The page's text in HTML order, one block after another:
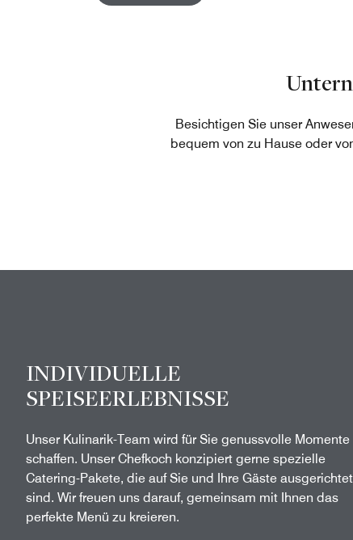
Gültig: 1. Januar 2026 bis 31. Dezember
Besichtigen Sie unser
bequem von zu Hause oder
INDIVIDUELLE
SPEISEERLEBNISSE
Unser Kulinarik-Team wird für Sie genussvolle Momente
schaffen. Unser Chefkoch konzipiert gerne spezielle
Catering-Pakete, die auf Sie und Ihre Gäste ausgerichtet
sind. Wir freuen uns darauf, gemeinsam mit Ihnen das
perfekte Menü zu kreieren.